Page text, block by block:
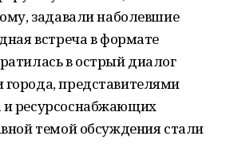
задавали наболевшие
встреча в формате
в острый диалог
представителями
ресурсоснабжающих
темой обсуждения стали